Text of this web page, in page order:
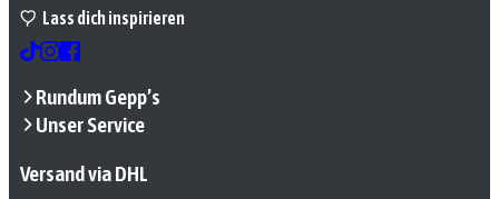
Lass dich inspirieren
Rundum Gepp’s
Unser Service
Versand via DHL